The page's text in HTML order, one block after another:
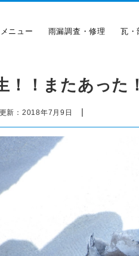
ニュー 雨漏調査・修理 瓦・
！！またあっ
更新： 2018年7月9日 |